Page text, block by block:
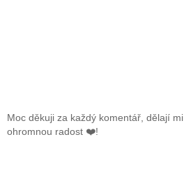
Moc děkuji za každý komentář, dělají mi
ohromnou radost ❤️!